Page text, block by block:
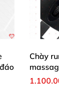
Chày
kích